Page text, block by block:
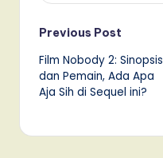
Post
navigation
Previous Post
Film Nobody 2: Sinopsis
dan Pemain, Ada Apa
Aja Sih di Sequel ini?